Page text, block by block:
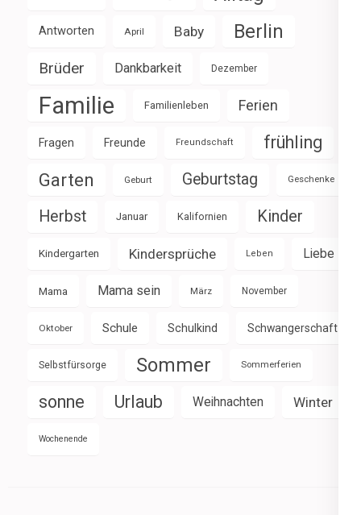
Antworten April Baby Berlin
Brüder Dankbarkeit Dezember
Familie Familienleben Ferien
Fragen Freunde Freundschaft frühling
Garten Geburt Geburtstag Geschenke
Herbst Januar Kalifornien Kinder
Kindergarten Kindersprüche Leben Liebe
Mama Mama sein März November
Oktober Schule Schulkind Schwangerschaft
Selbstfürsorge Sommer Sommerferien
sonne Urlaub Weihnachten Winter
Wochenende